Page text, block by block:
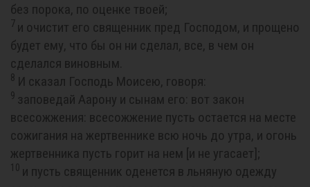
без порока, по оценке твоей;
7 и очистит его священник пред Господом, и прощено
будет ему, что бы он ни сделал, все, в чем он
сделался виновным.
8 И сказал Господь Моисею, говоря:
9 заповедай Аарону и сынам его: вот закон
всесожжения: всесожжение пусть остается на месте
сожигания на жертвеннике всю ночь до утра, и огонь
жертвенника пусть горит на нем [и не угасает];
10 и пусть священник оденется в льняную одежду